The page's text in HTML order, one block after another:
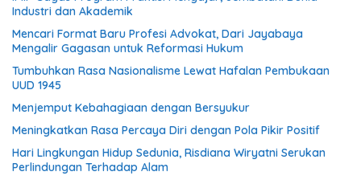
Industri dan Akademik
Mencari Format Baru Profesi Advokat, Dari Jayabaya
Mengalir Gagasan untuk Reformasi Hukum
Tumbuhkan Rasa Nasionalisme Lewat Hafalan Pembukaan
UUD 1945
Menjemput Kebahagiaan dengan Bersyukur
Meningkatkan Rasa Percaya Diri dengan Pola Pikir Positif
Hari Lingkungan Hidup Sedunia, Risdiana Wiryatni Serukan
Perlindungan Terhadap Alam